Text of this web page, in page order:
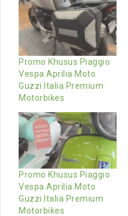
Promo Khusus Piaggio
Vespa Aprilia Moto
Guzzi Italia Premium
Motorbikes
Promo Khusus Piaggio
Vespa Aprilia Moto
Guzzi Italia Premium
Motorbikes